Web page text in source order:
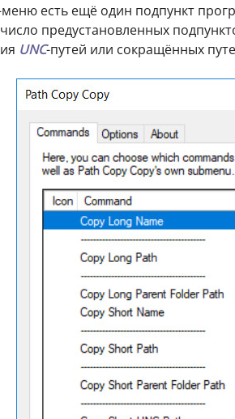
меню есть ещё один подпункт
предустановленных
UNC-путей или сокращённых